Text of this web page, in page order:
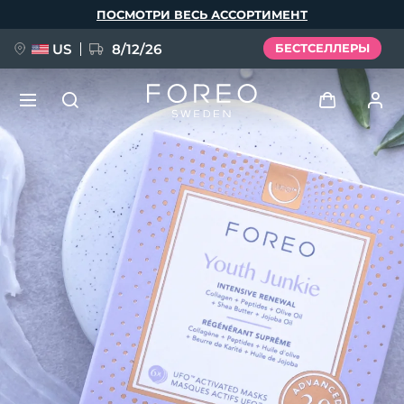
ПОСМОТРИ ВЕСЬ АССОРТИМЕНТ
US 8/12/26 БЕСТСЕЛЛЕРЫ
Войти
Профиль пользователя
Мои приборы
Мои заказы
Мои адреса
Мои подписки
НОВИНКА
FAQ™ Pure Beauty-Tech Elixir
BREAKING NEWS
issa™ Teeth Whitening Set
Язык
English Deutsch
Español
Français
Italiano
Português
Polski
Svenska
Русский
Türkçe
简体中文 繁體中文